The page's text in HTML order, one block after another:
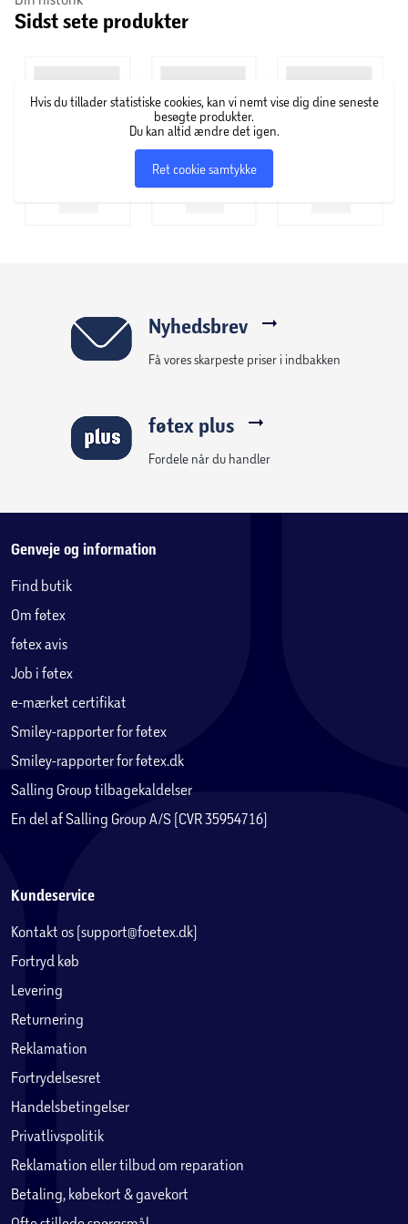
DPI). En praktisk LED-DPI-indikator viser, hvilken hastighed
du bruger, og en batteriindikator giver besked, når det
snart er tid til at skifte batteri. Supernemt.
Sidst sete produkter
Hvis du tillader statistiske cookies, kan vi nemt vise dig dine seneste
besøgte produkter.
Du kan altid ændre det igen.
Ret cookie samtykke
Nyhedsbrev
Få vores skarpeste priser i indbakken
føtex plus
Fordele når du handler
Genveje og information
Find butik
Om føtex
føtex avis
Job i føtex
e-mærket certifikat
Smiley-rapporter for føtex
Smiley-rapporter for føtex.dk
Salling Group tilbagekaldelser
En del af Salling Group A/S (CVR 35954716)
Kundeservice
Kontakt os (support@foetex.dk)
Fortryd køb
Levering
Returnering
Reklamation
Fortrydelsesret
Handelsbetingelser
Privatlivspolitik
Reklamation eller tilbud om reparation
Betaling, købekort & gavekort